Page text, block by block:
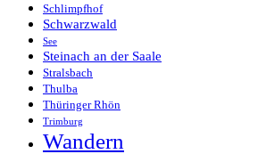
Schlimpfhof
Schwarzwald
See
Steinach an der Saale
Stralsbach
Thulba
Thüringer Rhön
Trimburg
Wandern